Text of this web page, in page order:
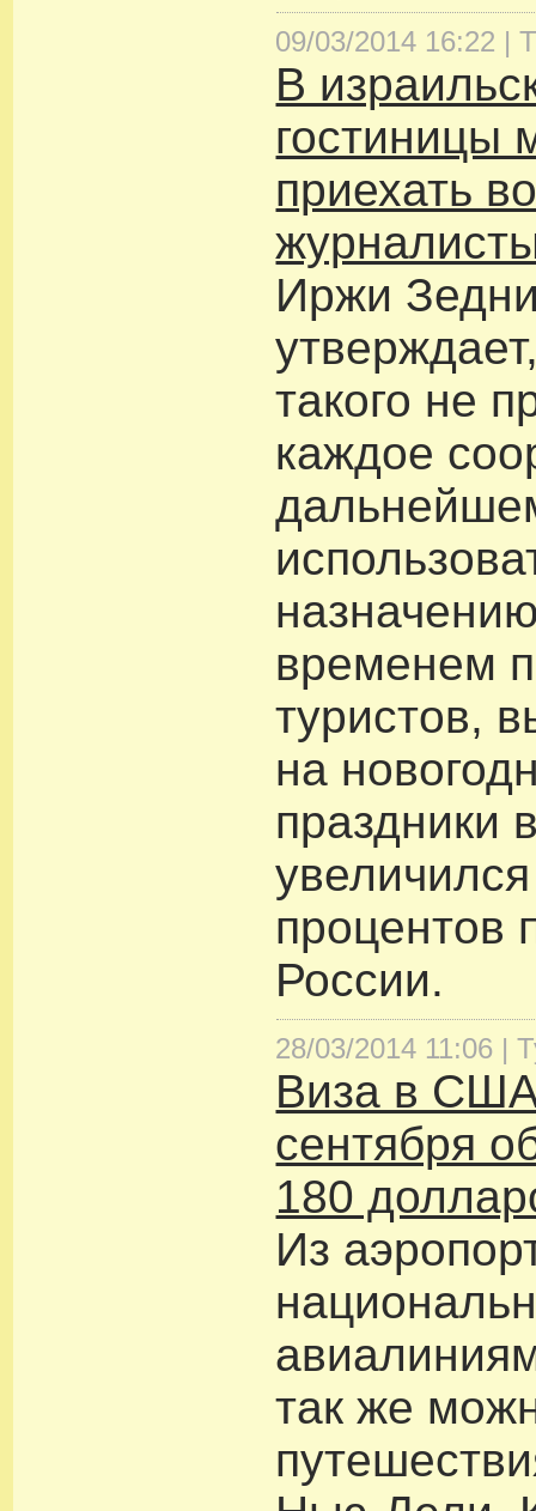
09/03/2014 16:22 |
В
гостиницы
приехать
Иржи
такого не
каждое
временем
туристов,
на
праздники
процентов
России.
28/03/2014 11:06 |
Виза в
сентября
180
Из
так же